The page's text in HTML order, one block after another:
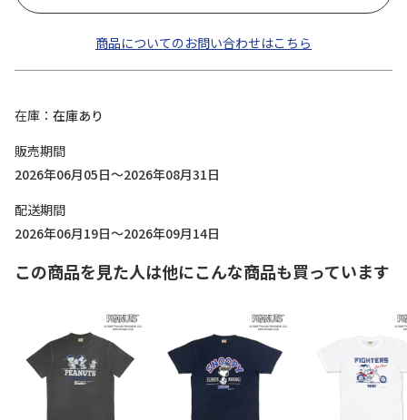
商品についてのお問い合わせはこちら
在庫
在庫あり
販売期間
2026年06月05日～2026年08月31日
配送期間
2026年06月19日～2026年09月14日
この商品を見た人は他にこんな商品も買っています